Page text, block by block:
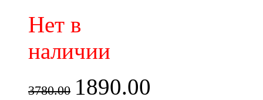
Нет в
наличии
3780.00 1890.00